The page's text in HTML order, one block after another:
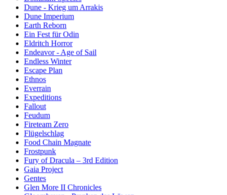
Dune - Krieg um Arrakis
Dune Imperium
Earth Reborn
Ein Fest für Odin
Eldritch Horror
Endeavor - Age of Sail
Endless Winter
Escape Plan
Ethnos
Everrain
Expeditions
Fallout
Feudum
Fireteam Zero
Flügelschlag
Food Chain Magnate
Frostpunk
Fury of Dracula – 3rd Edition
Gaia Project
Gentes
Glen More II Chronicles